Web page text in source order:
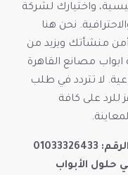
واختيارك لشركة
نحن هنا
منشأتك ويزيد من
مصانع القاهرة
لا تتردد في طلب
على كافة
01033326433
حلول الأبواب